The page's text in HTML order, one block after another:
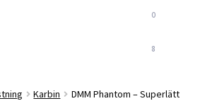
0
8
Karbin
DMM Phantom – Superlätt